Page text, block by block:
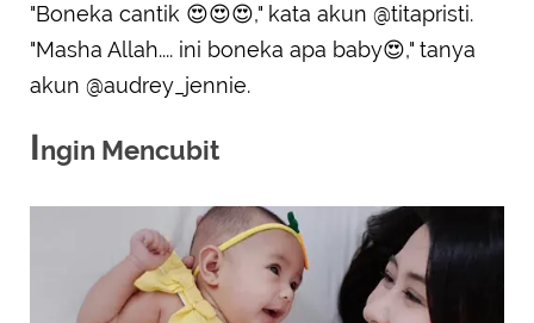
"Boneka cantik 😍😍😍," kata akun @titapristi.
"Masha Allah.... ini boneka apa baby😍," tanya
akun @audrey_jennie.
Ingin Mencubit